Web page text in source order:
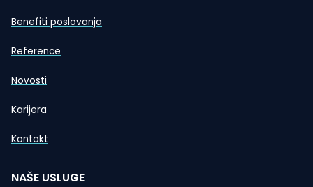
Benefiti poslovanja
Reference
Novosti
Karijera
Kontakt
NAŠE USLUGE